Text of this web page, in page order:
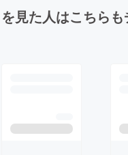
見た人はこちら